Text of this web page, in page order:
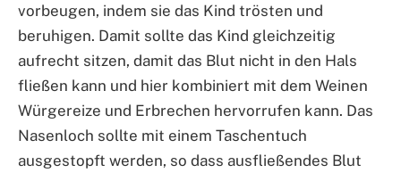
vorbeugen, indem sie das Kind trösten und
beruhigen. Damit sollte das Kind gleichzeitig
aufrecht sitzen, damit das Blut nicht in den Hals
fließen kann und hier kombiniert mit dem Weinen
Würgereize und Erbrechen hervorrufen kann. Das
Nasenloch sollte mit einem Taschentuch
ausgestopft werden, so dass ausfließendes Blut